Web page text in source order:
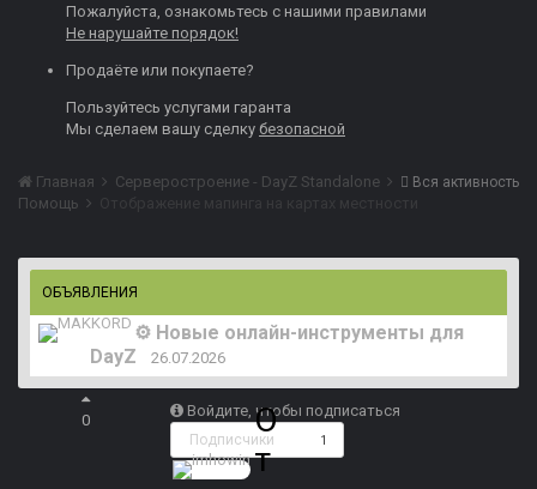
Пожалуйста, ознакомьтесь с нашими правилами
Не нарушайте порядок!
Продаёте или покупаете?
Пользуйтесь услугами гаранта
Мы сделаем вашу сделку безопасной
Вся активность
Главная
Серверостроение - DayZ Standalone
Помощь
ОБЪЯВЛЕНИЯ
⚙️ Новые онлайн-инструменты для
DayZ
26.07.2026
0
Войдите, чтобы подписаться
Подписчики 1
О
т